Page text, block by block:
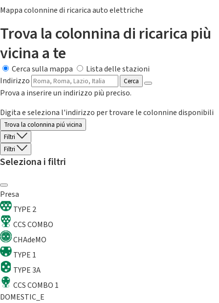
Mappa colonnine di ricarica auto elettriche
Trova la colonnina di ricarica più
vicina a te
Cerca sulla mappa
Lista delle stazioni
Indirizzo
Cerca
Prova a inserire un indirizzo più preciso.
Digita e seleziona l'indirizzo per trovare le colonnine disponibili
Trova la colonnina piú vicina
Filtri
Filtri
Seleziona i filtri
Presa
TYPE 2
CCS COMBO
CHAdeMO
TYPE 1
TYPE 3A
CCS COMBO 1
DOMESTIC_E